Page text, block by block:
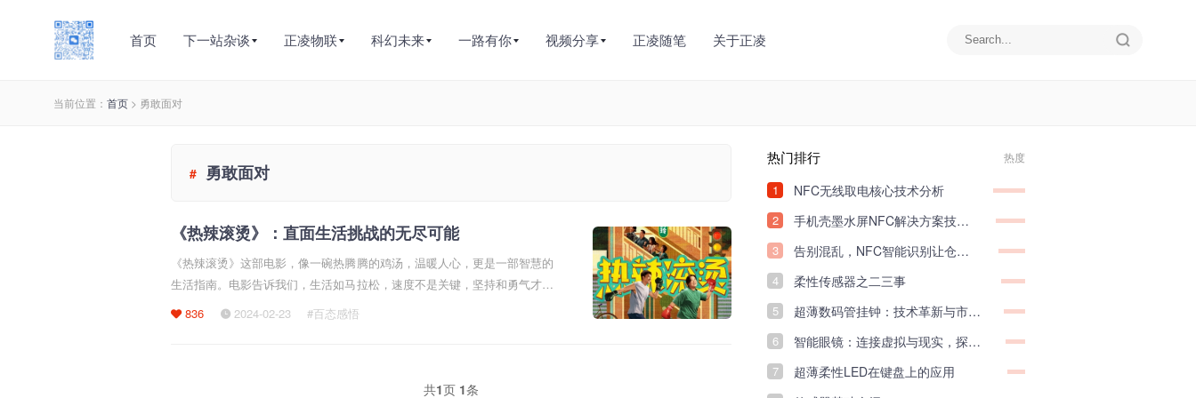
首页 下一站杂谈 正凌物联 科幻未来 一路有你 视频分享 正凌随笔 关于正凌
当前位置： 首页 > 勇敢面对
# 勇敢面对
《热辣滚烫》：直面生活挑战的无尽可能
《热辣滚烫》这部电影，像一碗热腾腾的鸡汤，温暖人心，更是一部智慧的
生活指南。电影告诉我们，生活如马拉松，速度不是关键，坚持和勇气才是
制胜之道。主角没有超能力，但
836 2024-02-23 #百态感悟
共1页 1条
热门排行 热度
1 NFC无线取电核心技术分析
2 手机壳墨水屏NFC解决方案技术分享
3 告别混乱，NFC智能识别让仓储管理井井有条
4 柔性传感器之二三事
5 超薄数码管挂钟：技术革新与市场应用深度剖析
6 智能眼镜：连接虚拟与现实，探索物联网无限可能
7 超薄柔性LED在键盘上的应用